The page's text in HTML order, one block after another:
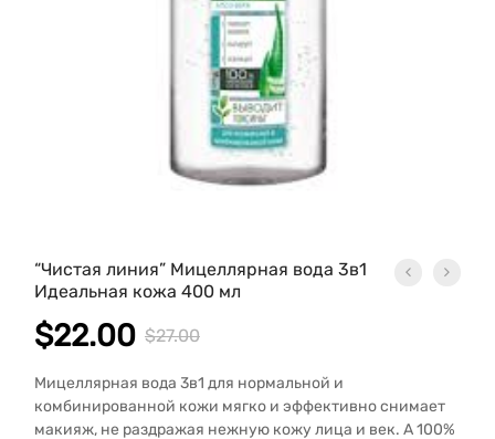
“Чистая линия” Мицеллярная вода 3в1
Идеальная кожа 400 мл
$27.00
$22.00
Мицеллярная вода 3в1 для нормальной и
комбинированной кожи мягко и эффективно снимает
макияж, не раздражая нежную кожу лица и век. А 100%